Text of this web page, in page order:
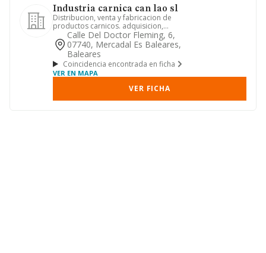
Industria carnica can lao sl
Distribucion, venta y fabricacion de
productos carnicos. adquisicion,
construccion, promocion y ven...
Calle Del Doctor Fleming, 6,
07740, Mercadal Es Baleares,
Baleares
Coincidencia encontrada en ficha
VER EN MAPA
VER FICHA